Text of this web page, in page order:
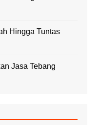
Hingga Tuntas
Jasa Tebang